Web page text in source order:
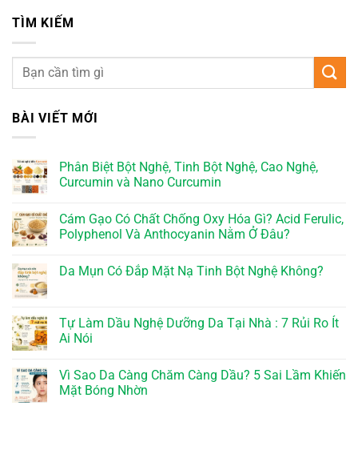
TÌM KIẾM
BÀI VIẾT MỚI
Phân Biệt Bột Nghệ, Tinh Bột Nghệ, Cao Nghệ,
Curcumin và Nano Curcumin
Cám Gạo Có Chất Chống Oxy Hóa Gì? Acid Ferulic,
Polyphenol Và Anthocyanin Nằm Ở Đâu?
Da Mụn Có Đắp Mặt Nạ Tinh Bột Nghệ Không?
Tự Làm Dầu Nghệ Dưỡng Da Tại Nhà : 7 Rủi Ro Ít
Ai Nói
Vì Sao Da Càng Chăm Càng Dầu? 5 Sai Lầm Khiến
Mặt Bóng Nhờn